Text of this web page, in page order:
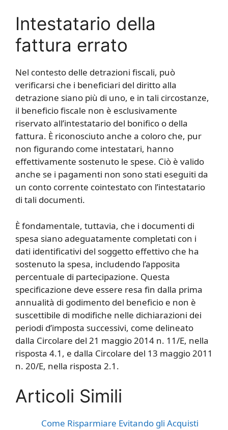
Intestatario della
fattura errato
Nel contesto delle detrazioni fiscali, può
verificarsi che i beneficiari del diritto alla
detrazione siano più di uno, e in tali circostanze,
il beneficio fiscale non è esclusivamente
riservato all’intestatario del bonifico o della
fattura. È riconosciuto anche a coloro che, pur
non figurando come intestatari, hanno
effettivamente sostenuto le spese. Ciò è valido
anche se i pagamenti non sono stati eseguiti da
un conto corrente cointestato con l’intestatario
di tali documenti.
È fondamentale, tuttavia, che i documenti di
spesa siano adeguatamente completati con i
dati identificativi del soggetto effettivo che ha
sostenuto la spesa, includendo l’apposita
percentuale di partecipazione. Questa
specificazione deve essere resa fin dalla prima
annualità di godimento del beneficio e non è
suscettibile di modifiche nelle dichiarazioni dei
periodi d’imposta successivi, come delineato
dalla Circolare del 21 maggio 2014 n. 11/E, nella
risposta 4.1, e dalla Circolare del 13 maggio 2011
n. 20/E, nella risposta 2.1.
Articoli Simili
Come Risparmiare Evitando gli Acquisti